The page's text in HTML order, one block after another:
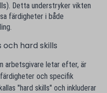
Detta understryker vikten
färdigheter i både
och hard skills
arbetsgivare letar efter, är
och specifik
"hard skills" och inkluderar